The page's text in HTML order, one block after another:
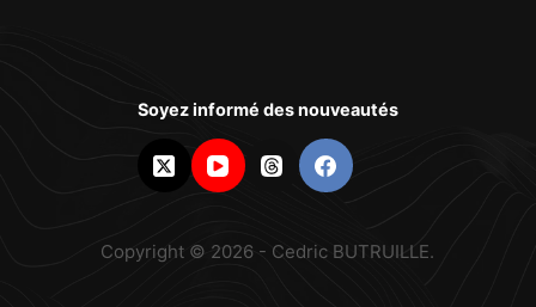
Soyez informé des nouveautés
Copyright © 2026 - Cedric BUTRUILLE.